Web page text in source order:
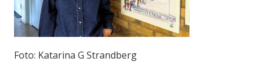
Foto: Katarina G Strandberg